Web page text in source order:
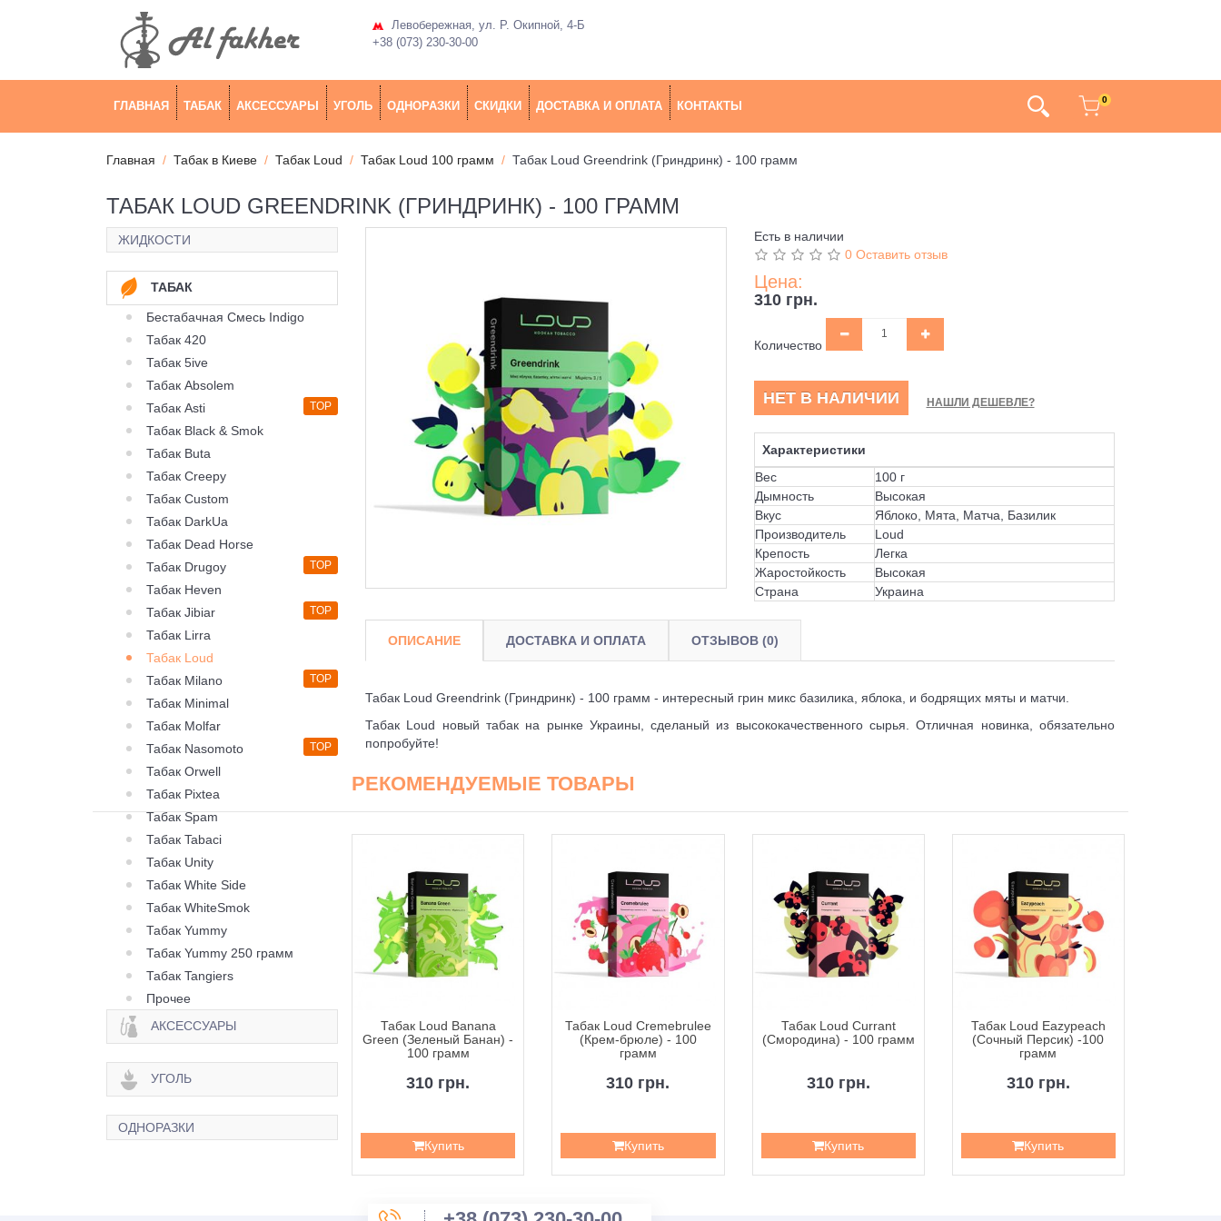
Левобережная, ул. Р. Окипной, 4-Б
+38 (073) 230-30-00
ГЛАВНАЯ ТАБАК АКСЕССУАРЫ УГОЛЬ ОДНОРАЗКИ СКИДКИ ДОСТАВКА И ОПЛАТА КОНТАКТЫ 0
Главная Табак в Киеве Табак Loud Табак Loud 100 грамм Табак Loud Greendrink (Гриндринк) - 100 грамм
ТАБАК LOUD GREENDRINK (ГРИНДРИНК) - 100 ГРАММ
ЖИДКОСТИ
ТАБАК
Бестабачная Смесь Indigo
Табак 420
Табак 5ive
Табак Absolem
Табак Asti
TOP
Табак Black & Smok
Табак Buta
Табак Creepy
Табак Custom
Табак DarkUa
Табак Dead Horse
Табак Drugoy
TOP
Табак Heven
Табак Jibiar
TOP
Табак Lirra
Табак Loud
Табак Milano
TOP
Табак Minimal
Табак Molfar
Табак Nasomoto
TOP
Табак Orwell
Табак Pixtea
Табак Spam
Табак Tabaci
Табак Unity
Табак White Side
Табак WhiteSmok
Табак Yummy
Табак Yummy 250 грамм
Табак Tangiers
Прочее
АКСЕССУАРЫ
УГОЛЬ
ОДНОРАЗКИ
Есть в наличии
0 Оставить отзыв
Цена:
310 грн.
Количество
НЕТ В НАЛИЧИИ НАШЛИ ДЕШЕВЛЕ?
Характеристики
Вес
100 г
Дымность
Высокая
Вкус
Яблоко, Мята, Матча, Базилик
Производитель
Loud
Крепость
Легка
Жаростойкость
Высокая
Страна
Украина
ОПИСАНИЕ ДОСТАВКА И ОПЛАТА ОТЗЫВОВ (0)
Табак Loud Greendrink (Гриндринк) - 100 грамм - интересный грин микс базилика, яблока, и бодрящих мяты и матчи.
Табак Loud новый табак на рынке Украины, сделаный из высококачественного сырья. Отличная новинка, обязательно
попробуйте!
РЕКОМЕНДУЕМЫЕ ТОВАРЫ
Табак Loud Crazy
Табак Loud Banana
Green (Зеленый Банан) -
100 грамм
310 грн.
Купить
Табак Loud Cremebrulee
(Крем-брюле) - 100
грамм
310 грн.
Купить
Табак Loud Currant
(Смородина) - 100 грамм
310 грн.
Купить
Табак Loud Eazypeach
(Сочный Персик) -100
грамм
310 грн.
Купить